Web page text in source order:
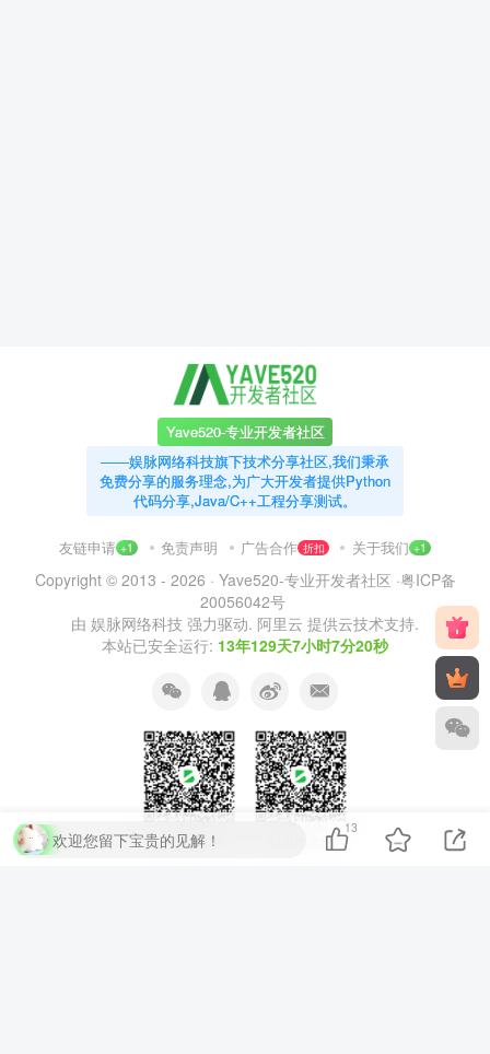
Yave520-专业开发者社区
——娱脉网络科技旗下技术分享社区,我们秉承
免费分享的服务理念,为广大开发者提供Python
代码分享,Java/C++工程分享测试。
友链申请 +1 免责声明 广告合作 折扣 关于我们 +1
Copyright © 2013 - 2026 · Yave520-专业开发者社区 ·粤ICP备
20056042号
由 娱脉网络科技 强力驱动. 阿里云 提供云技术支持.
本站已安全运行: 13年129天7小时7分20秒
扫码加QQ群 扫码加微信
欢迎您留下宝贵的见解！
13